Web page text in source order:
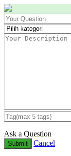
Ask a Question
Submit Cancel